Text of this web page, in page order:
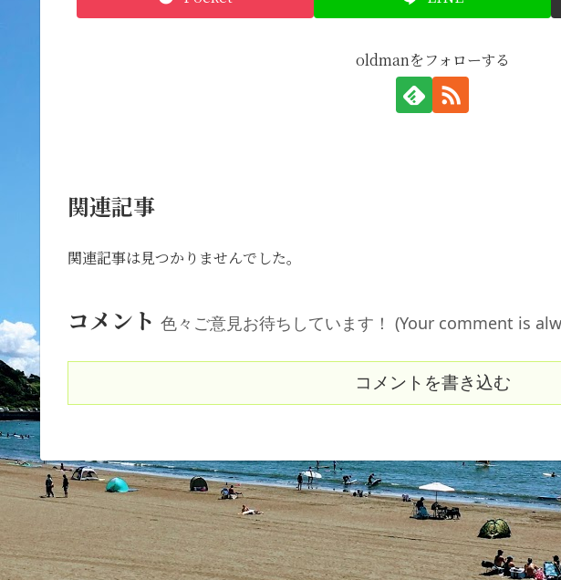
oldmanをフォローする
関連記事
関連記事は見つかりませんでした。
コメント 色々ご意見お待ちしています！ (Your comment is
コメントを書き込む